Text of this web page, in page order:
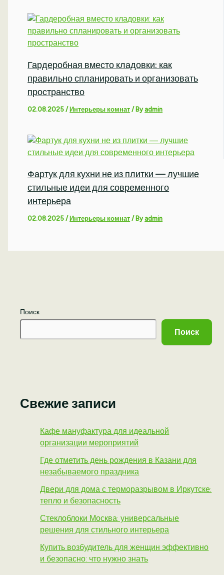
Поиск
Поиск
Свежие записи
Кафе мануфактура для идеальной
организации мероприятий
Где отметить день рождения в Казани для
незабываемого праздника
Двери для дома с терморазрывом в Иркутске:
тепло и безопасность
Стеклоблоки Москва: универсальные
решения для стильного интерьера
Купить возбудитель для женщин эффективно
и безопасно: что нужно знать
Гардеробная вместо кладовки: как
правильно спланировать и организовать
пространство
02.08.2025/Интерьеры комнат / Byadmin
Фартук для кухни не из плитки — лучшие
стильные идеи для современного
интерьера
02.08.2025/ Интерьеры комнат / Byadmin